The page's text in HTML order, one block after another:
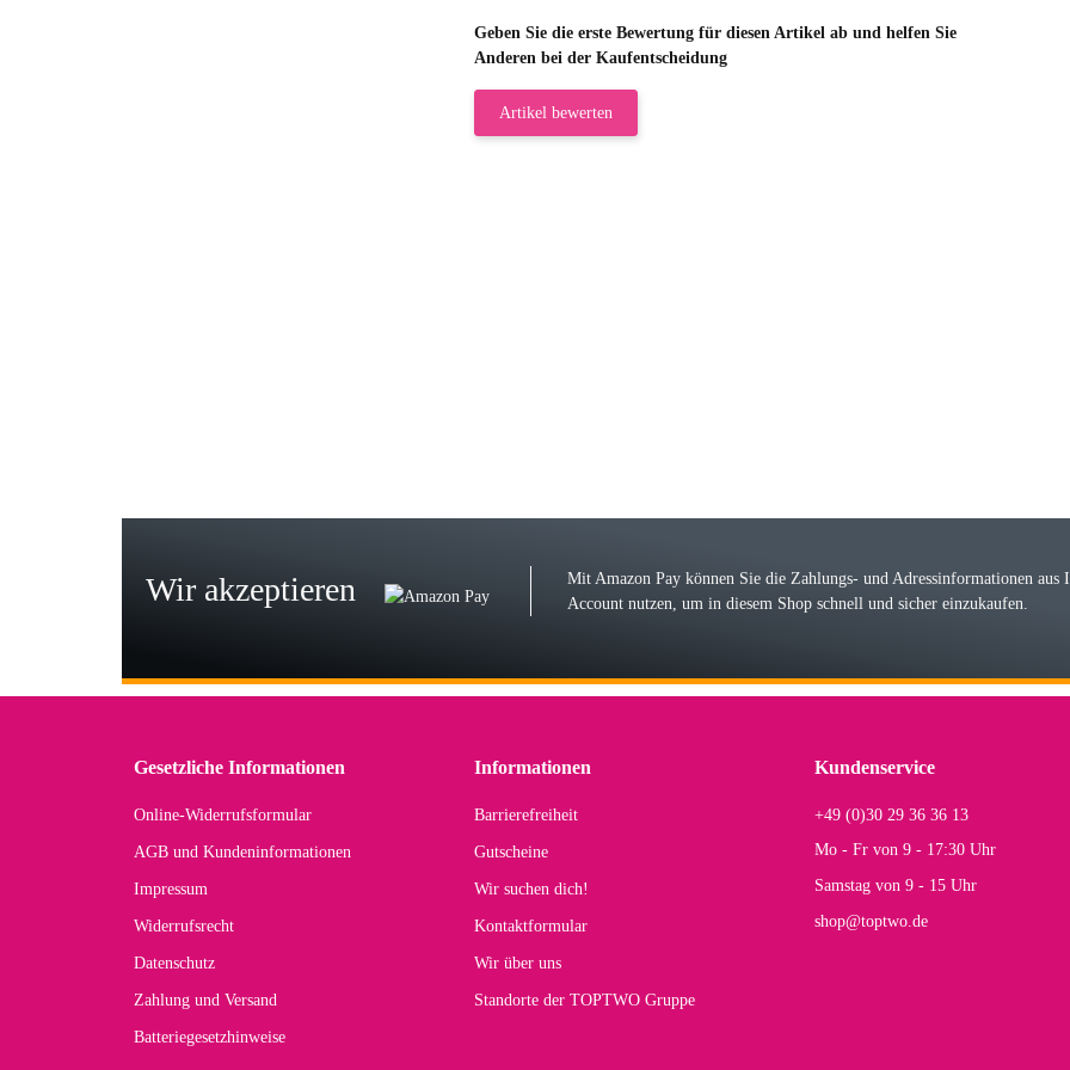
Geben Sie die erste Bewertung für diesen Artikel ab und helfen Sie
Anderen bei der Kaufentscheidung
Artikel bewerten
Der Koffer macht einen sehr soliden Eindruck. Die Zuverlässigkeit muss sich noch in
Hans E
Wir akzeptieren
Mit Amazon Pay können Sie die Zahlungs- und Adressinformationen aus
Account nutzen, um in diesem Shop schnell und sicher einzukaufen.
Gesetzliche Informationen
Online-Widerrufsformular
AGB und Kundeninformationen
Impressum
Widerrufsrecht
Datenschutz
Zahlung und Versand
Batteriegesetzhinweise
Informationen
Barrierefreiheit
Gutscheine
Wir suchen dich!
Kontaktformular
Wir über uns
Standorte der TOPTWO Gruppe
Kundenservice
+49 (0)30 29 36 36 13
Mo - Fr von 9 - 17:30 Uhr
Samstag von 9 - 15 Uhr
shop@toptwo.de